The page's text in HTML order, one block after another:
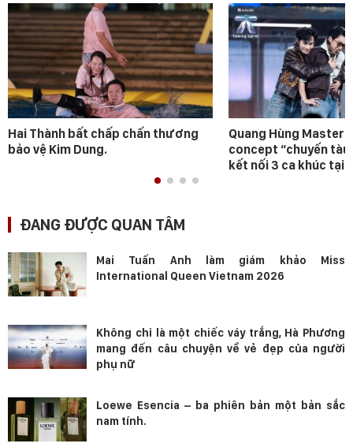
Hai Thành bất chấp chấn thương
bảo vệ Kim Dung.
Quang Hùng
concept “chuyến tàu
kết nối 3 ca khúc tại
ĐANG ĐƯỢC QUAN TÂM
Mai Tuấn Anh làm giám khảo Miss
International Queen Vietnam 2026
Không chỉ là một chiếc váy trắng, Hà Phương
mang đến câu chuyện về vẻ đẹp của người
phụ nữ
Loewe Esencia – ba phiên bản một bản sắc
nam tính.